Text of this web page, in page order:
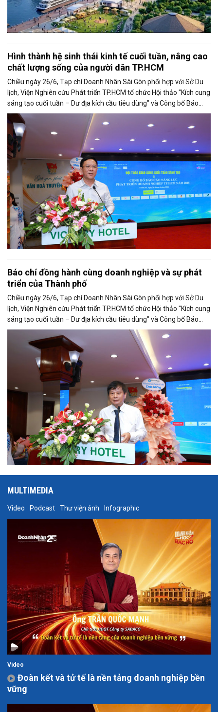
Hình thành hệ sinh thái kinh tế cuối tuần, nâng cao
chất lượng sống của người dân TP.HCM
Chiều ngày 26/6, Tạp chí Doanh Nhân Sài Gòn phối hợp với Sở Du
lịch, Viện Nghiên cứu Phát triển TP.HCM tổ chức Hội thảo "Kích cung
sáng tạo cuối tuần – Dư địa kích cầu tiêu dùng" và Công bố Báo
cáo năng lực phát triển doanh nghiệp TP.HCM năm 2025. Trân
trọng giới thiệu phát biểu của ông Nguyễn Ngọc Hồi - Phó Giám đốc
Sở Văn hoá - Thể thao TP.HCM tại Hội thảo.
Báo chí đồng hành cùng doanh nghiệp và sự phát
triển của Thành phố
Chiều ngày 26/6, Tạp chí Doanh Nhân Sài Gòn phối hợp với Sở Du
lịch, Viện Nghiên cứu Phát triển TP.HCM tổ chức Hội thảo "Kích cung
sáng tạo cuối tuần – Dư địa kích cầu tiêu dùng" và Công bố Báo
cáo năng lực phát triển doanh nghiệp TP.HCM năm 2025. Trân
trọng giới thiệu phát biểu của ông Trần Trọng Dũng - Phó Chủ tịch
Hội Nhà báo Việt Nam tại Hội thảo.
MULTIMEDIA
Video Podcast Thư viện ảnh Infographic
Video
Đoàn kết và tử tế là nền tảng doanh nghiệp bền
vững